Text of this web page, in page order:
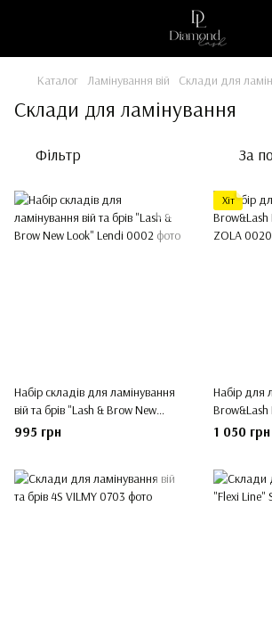
Каталог Ламінування вій Склади для
Склади для ламінування
Фільтр За
Набір складів для ламінування
вій та брів "Lash & Brow New
Look" Lendi
995 грн
Хіт
Набір для
Brow&Lash
ZOLA
1 050 грн